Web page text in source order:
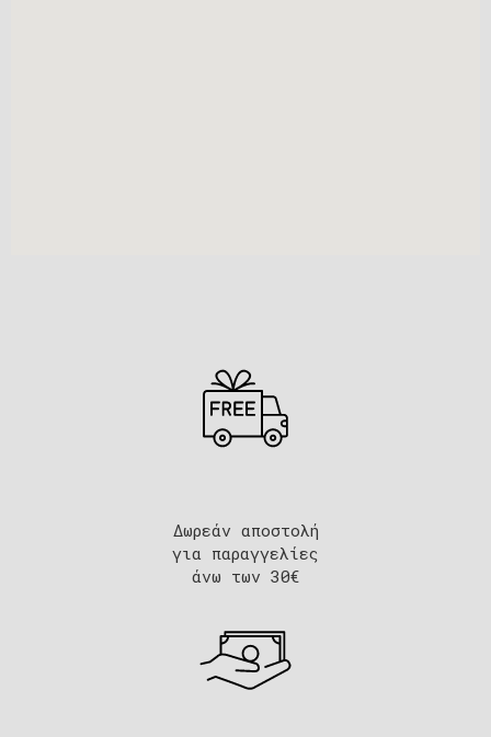
Δωρεάν αποστολή
για παραγγελίες
άνω των 30€